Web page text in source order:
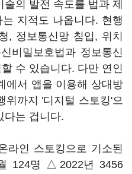
의 발전 속도를 법과 제
지적도 나옵니다. 현행
, 정보통신망 침입, 위치
비밀보호법과 정보통신
수 있습니다. 다만 연인
에서 앱을 이용해 상대방
위까지 '디지털 스토킹'으
다는 겁니다.
라인 스토킹으로 기소된
124명 △2022년 3456